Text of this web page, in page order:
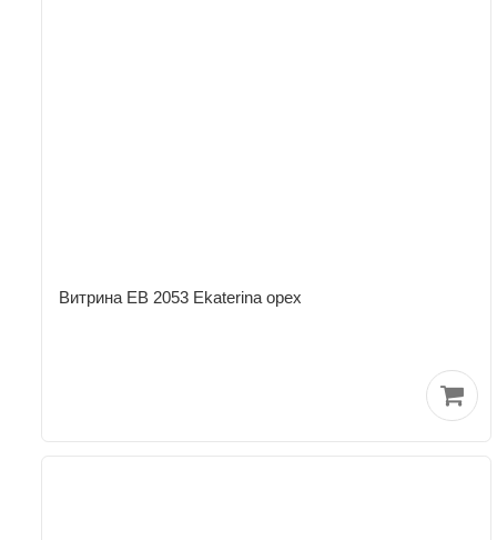
Витрина ЕВ 2053 Ekaterina орех